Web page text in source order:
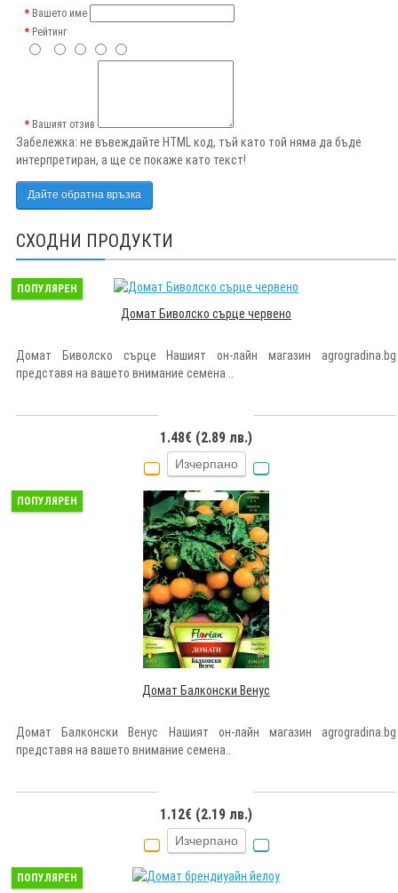
Вашето име
Рейтинг
Вашият отзив
Забележка: не въвеждайте HTML код, тъй като той няма да бъде
интерпретиран, а ще се покаже като текст!
Дайте обратна връзка
СХОДНИ ПРОДУКТИ
ПОПУЛЯРЕН
Домат Биволско сърце червено
Домат Биволско сърце Нашият он-лайн магазин agrogradina.bg
представя на вашето внимание семена ..
1.48€ (2.89 лв.)
Изчерпано
ПОПУЛЯРЕН
Домат Балконски Венус
Домат Балконски Венус Нашият он-лайн магазин agrogradina.bg
представя на вашето внимание семена..
1.12€ (2.19 лв.)
Изчерпано
ПОПУЛЯРЕН